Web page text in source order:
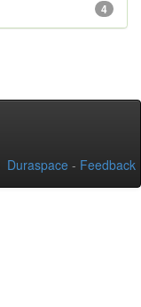
4
Duraspace - Feedback